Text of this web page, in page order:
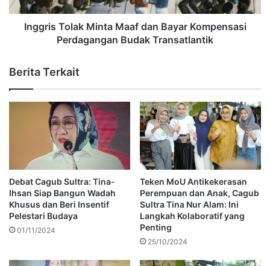
Inggris Tolak Minta Maaf dan Bayar Kompensasi
Perdagangan Budak Transatlantik
Berita Terkait
Debat Cagub Sultra: Tina-
Ihsan Siap Bangun Wadah
Khusus dan Beri Insentif
Pelestari Budaya
01/11/2024
Teken MoU Antikekerasan
Perempuan dan Anak, Cagub
Sultra Tina Nur Alam: Ini
Langkah Kolaboratif yang
Penting
25/10/2024